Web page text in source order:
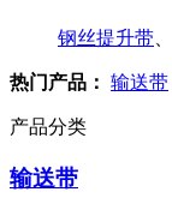
钢丝提升带
热门产品： 输送带
产品分类
输送带